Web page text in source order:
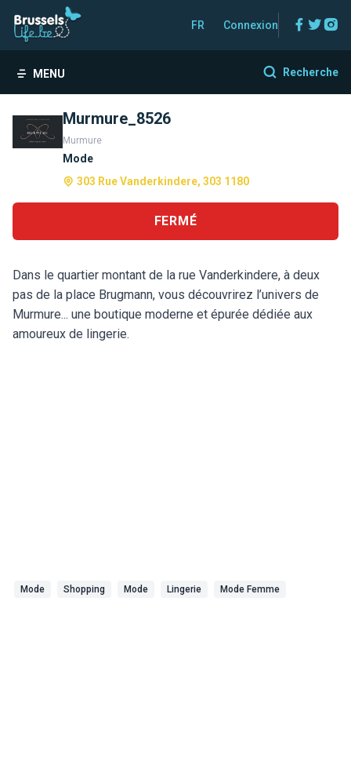
FR Connexion
MENU Recherche
Murmure_8526
Murmure
Mode
303 Rue Vanderkindere, 303 1180
FERMÉ
Dans le quartier montant de la rue Vanderkindere, à deux
pas de la place Brugmann, vous découvrirez l’univers de
Murmure... une boutique moderne et épurée dédiée aux
amoureux de lingerie.
Mode Shopping Mode Lingerie Mode Femme